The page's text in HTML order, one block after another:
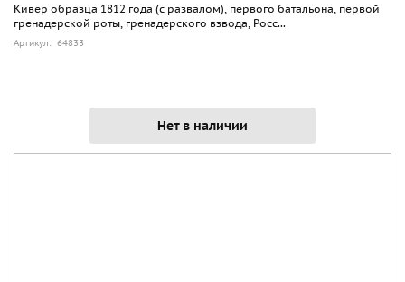
Кивер образца 1812 года (с развалом), первого батальона, первой
гренадерской роты, гренадерского взвода, Росс...
Артикул: 64833
Нет в наличии